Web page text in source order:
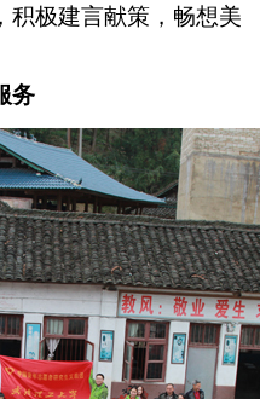
积极建言献策，畅想美
务